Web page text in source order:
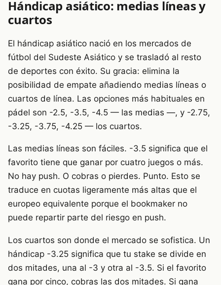
Hándicap asiático: medias líneas y
cuartos
El hándicap asiático nació en los mercados de
fútbol del Sudeste Asiático y se trasladó al resto
de deportes con éxito. Su gracia: elimina la
posibilidad de empate añadiendo medias líneas o
cuartos de línea. Las opciones más habituales en
pádel son -2.5, -3.5, -4.5 — las medias —, y -2.75,
-3.25, -3.75, -4.25 — los cuartos.
Las medias líneas son fáciles. -3.5 significa que el
favorito tiene que ganar por cuatro juegos o más.
No hay push. O cobras o pierdes. Punto. Esto se
traduce en cuotas ligeramente más altas que el
europeo equivalente porque el bookmaker no
puede repartir parte del riesgo en push.
Los cuartos son donde el mercado se sofistica. Un
hándicap -3.25 significa que tu stake se divide en
dos mitades, una al -3 y otra al -3.5. Si el favorito
gana por cinco, cobras las dos mitades. Si gana